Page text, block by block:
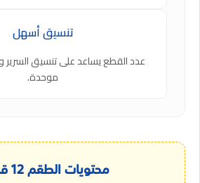
تنسيق أسهل
عدد القطع يساعد على تنسيق السرير
موحدة.
محتويات الطقم 12 قطعة